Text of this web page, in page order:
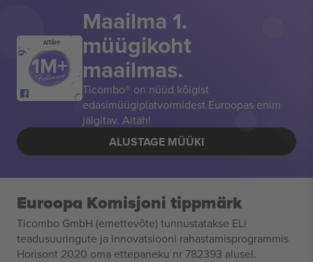
AITÄH!
Maailma 1.
müügikoht
maailmas.
Ticombo® on nüüd kõigist
edasimüügiplatvormidest Euroopas enim
jälgitav. Aitäh!
ALUSTAGE MÜÜKI
Euroopa Komisjoni tippmärk
Ticombo GmbH (emettevõte) tunnustatakse ELi
teadusuuringute ja innovatsiooni rahastamisprogrammis
Horisont 2020 oma ettepaneku nr 782393 alusel.